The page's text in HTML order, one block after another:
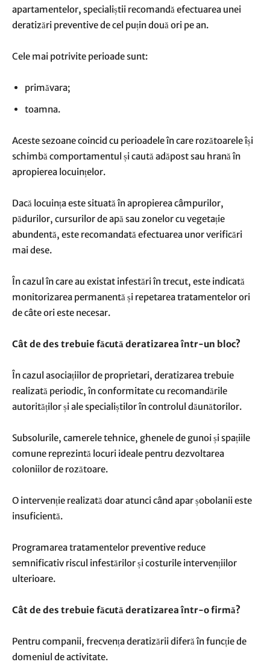
apartamentelor, specialiștii recomandă efectuarea unei
deratizări preventive de cel puțin două ori pe an.
Cele mai potrivite perioade sunt:
primăvara;
toamna.
Aceste sezoane coincid cu perioadele în care rozătoarele își
schimbă comportamentul și caută adăpost sau hrană în
apropierea locuințelor.
Dacă locuința este situată în apropierea câmpurilor,
pădurilor, cursurilor de apă sau zonelor cu vegetație
abundentă, este recomandată efectuarea unor verificări
mai dese.
În cazul în care au existat infestări în trecut, este indicată
monitorizarea permanentă și repetarea tratamentelor ori
de câte ori este necesar.
Cât de des trebuie făcută deratizarea într-un bloc?
În cazul asociațiilor de proprietari, deratizarea trebuie
realizată periodic, în conformitate cu recomandările
autorităților și ale specialiștilor în controlul dăunătorilor.
Subsolurile, camerele tehnice, ghenele de gunoi și spațiile
comune reprezintă locuri ideale pentru dezvoltarea
coloniilor de rozătoare.
O intervenție realizată doar atunci când apar șobolanii este
insuficientă.
Programarea tratamentelor preventive reduce
semnificativ riscul infestărilor și costurile intervențiilor
ulterioare.
Cât de des trebuie făcută deratizarea într-o firmă?
Pentru companii, frecvența deratizării diferă în funcție de
domeniul de activitate.